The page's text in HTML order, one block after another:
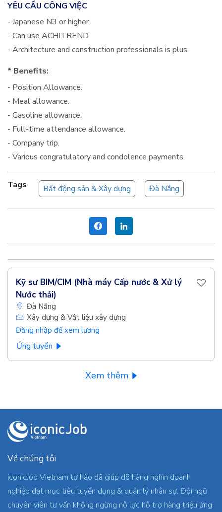
YÊU CẦU CÔNG VIỆC
- Japanese N3 or higher.
- Can use ACHITREND.
- Architecture and construction professionals is plus.
* Benefits:
- Position Allowance.
- Meal allowance.
- Gasoline allowance.
- Full-time attendance allowance.
- Company trip.
- Various congratulatory and condolence payments.
Tags Bất động sản & Xây dựng Đà Nẵng
Kỹ sư BIM/CIM (Nhà máy Cấp nước & Xử lý
Nước thải)
Đà Nẵng
Xây dựng & Vật liệu xây dựng
Đăng nhập để xem lương
Ứng tuyển
Xem thêm
Về chúng tôi
iconicJob Vietnam tự hào đã giúp đỡ hàng nghìn doanh
nghiệp đạt mục tiêu tuyển dụng & quản lý nhân sự. Đội ngũ
chuyên viên tư vấn không ngừng nỗ lực hỗ trợ hàng triệu ứng